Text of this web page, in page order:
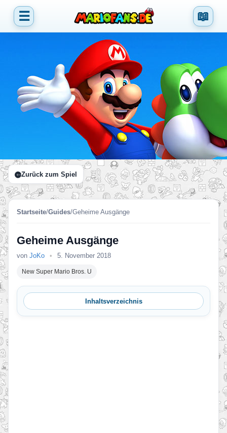
☰ 📖
Zurück zum Spiel
Startseite/Guides/Geheime Ausgänge
Geheime Ausgänge
von JoKo • 5. November 2018
New Super Mario Bros. U
Inhaltsverzeichnis